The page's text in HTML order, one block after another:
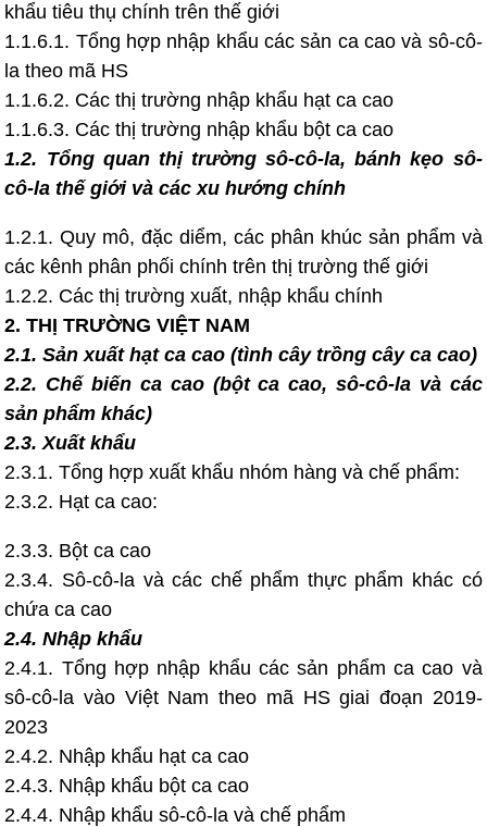
khẩu tiêu thụ chính trên thế giới
1.1.6.1. Tổng hợp nhập khẩu các sản ca cao và sô-cô-
la theo mã HS
1.1.6.2. Các thị trường nhập khẩu hạt ca cao
1.1.6.3. Các thị trường nhập khẩu bột ca cao
1.2. Tổng quan thị trường sô-cô-la, bánh kẹo sô-
cô-la thế giới và các xu hướng chính
1.2.1. Quy mô, đặc diểm, các phân khúc sản phẩm và
các kênh phân phối chính trên thị trường thế giới
1.2.2. Các thị trường xuất, nhập khẩu chính
2. THỊ TRƯỜNG VIỆT NAM
2.1. Sản xuất hạt ca cao (tình cây trồng cây ca cao)
2.2. Chế biến ca cao (bột ca cao, sô-cô-la và các
sản phẩm khác)
2.3. Xuất khẩu
2.3.1. Tổng hợp xuất khẩu nhóm hàng và chế phẩm:
2.3.2. Hạt ca cao:
2.3.3. Bột ca cao
2.3.4. Sô-cô-la và các chế phẩm thực phẩm khác có
chứa ca cao
2.4. Nhập khẩu
2.4.1. Tổng hợp nhập khẩu các sản phẩm ca cao và
sô-cô-la vào Việt Nam theo mã HS giai đoạn 2019-
2023
2.4.2. Nhập khẩu hạt ca cao
2.4.3. Nhập khẩu bột ca cao
2.4.4. Nhập khẩu sô-cô-la và chế phẩm